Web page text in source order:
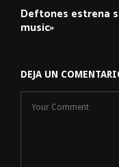
Deftones estrena
music»
DEJA UN